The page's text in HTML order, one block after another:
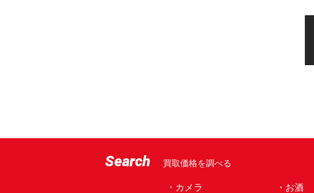
Search 買取価格を調べる
・カメラ ・お酒